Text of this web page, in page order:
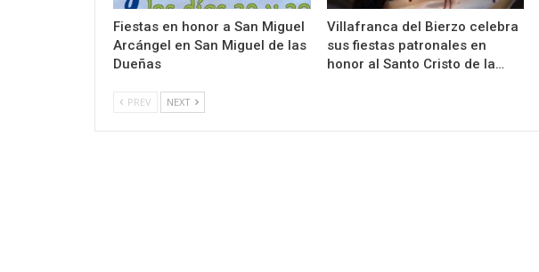
Fiestas en honor a San Miguel
Arcángel en San Miguel de las
Dueñas
Villafranca del Bierzo celebra
sus fiestas patronales en
honor al Santo Cristo de la…
PREV NEXT